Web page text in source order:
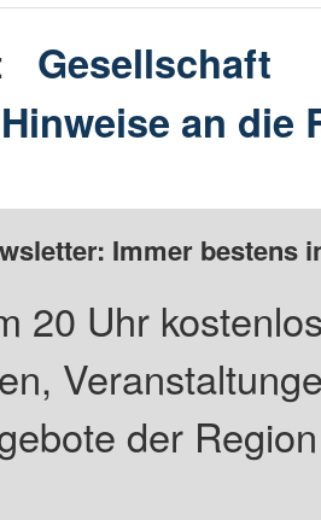
Gesellschaft
Hinweise an die
Immer bestens
20 Uhr
der